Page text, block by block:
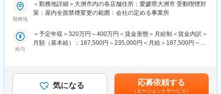
変更の範囲：会社の定める業務
です。
■現場から店舗運営まで段階的に成長できる環境：
レジ・商品管理などの基礎業務からスタートし、将来的には店長
地域のお客様との距離が近く、日々の接客や相談対応を通じて、
信頼される存在として働けます。
■仕事内容：
まずは、レジ業務や商品管理などの基礎業務からスタートし、店
舗運営の基本を学んでいただきます。
・商品陳列・売場づくり
・発注・在庫管理
勤務地
＜勤務地詳細＞大洲市内の各店舗住所：愛媛県大洲市 受動喫煙対
策：屋内全面禁煙変更の範囲：会社の定める事業所
給与
＜予定年収＞320万円～400万円＜賃金形態＞月給制＜賃金内訳＞
月額（基本給）：187,500円～235,000円＜月給＞187,500円～
可能性があります。月給(月額)は固定手当を含めた表記です。
気になる 応募依頼する
（エージェントサービス）